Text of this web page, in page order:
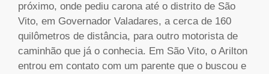
próximo, onde pediu carona até o distrito de São
Vito, em Governador Valadares, a cerca de 160
quilômetros de distância, para outro motorista de
caminhão que já o conhecia. Em São Vito, o Arilton
entrou em contato com um parente que o buscou e